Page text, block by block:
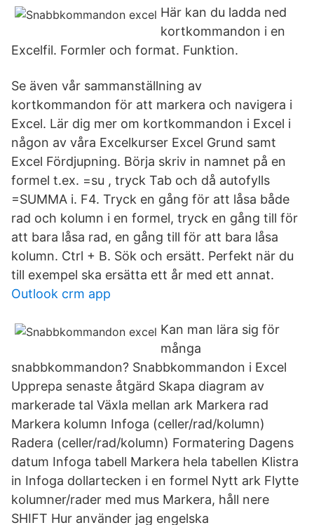
Här kan du ladda ned
kortkommandon i en
Excelfil. Formler och format. Funktion.
Se även vår sammanställning av
kortkommandon för att markera och navigera i
Excel. Lär dig mer om kortkommandon i Excel i
någon av våra Excelkurser Excel Grund samt
Excel Fördjupning. Börja skriv in namnet på en
formel t.ex. =su , tryck Tab och då autofylls
=SUMMA i. F4. Tryck en gång för att låsa både
rad och kolumn i en formel, tryck en gång till för
att bara låsa rad, en gång till för att bara låsa
kolumn. Ctrl + B. Sök och ersätt. Perfekt när du
till exempel ska ersätta ett år med ett annat.
Outlook crm app
Kan man lära sig för
många
snabbkommandon? Snabbkommandon i Excel
Upprepa senaste åtgärd Skapa diagram av
markerade tal Växla mellan ark Markera rad
Markera kolumn Infoga (celler/rad/kolumn)
Radera (celler/rad/kolumn) Formatering Dagens
datum Infoga tabell Markera hela tabellen Klistra
in Infoga dollartecken i en formel Nytt ark Flytte
kolumner/rader med mus Markera, håll nere
SHIFT Hur använder jag engelska